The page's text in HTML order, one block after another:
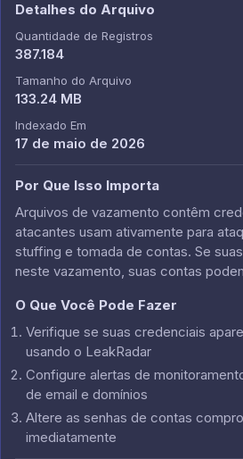
Detalhes do Arquivo
Quantidade de Registros
387.184
Tamanho do Arquivo
133.24 MB
Indexado Em
17 de maio de 2026
Por Que Isso Importa
Arquivos de vazamento contêm
atacantes usam ativamente para
stuffing e tomada de contas. Se
neste vazamento, suas contas
O Que Você Pode Fazer
Verifique se suas credenciais
usando o LeakRadar
Configure alertas de
de email e domínios
Altere as senhas de contas
imediatamente